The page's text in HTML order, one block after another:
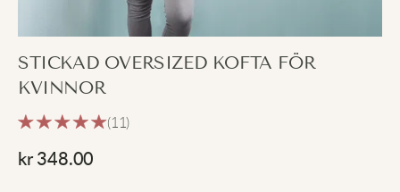
STICKAD OVERSIZED KOFTA FÖR
KVINNOR
(11)
kr 348.00